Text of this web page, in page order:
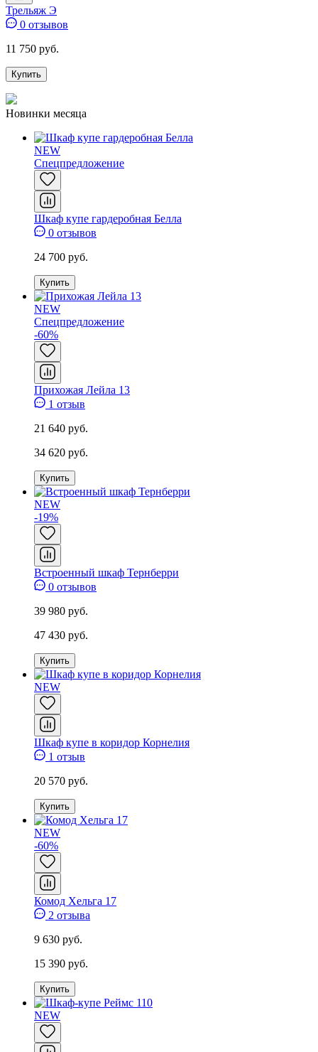
Трельяж Э
0 отзывов
11 750 руб.
Купить
Новинки месяца
NEW
Спецпредложение
Шкаф купе гардеробная Белла
0 отзывов
24 700 руб.
Купить
NEW
Спецпредложение
-60%
Прихожая Лейла 13
1 отзыв
21 640 руб.
34 620 руб.
Купить
NEW
-19%
Встроенный шкаф Тернберри
0 отзывов
39 980 руб.
47 430 руб.
Купить
NEW
Шкаф купе в коридор Корнелия
1 отзыв
20 570 руб.
Купить
NEW
-60%
Комод Хельга 17
2 отзыва
9 630 руб.
15 390 руб.
Купить
NEW